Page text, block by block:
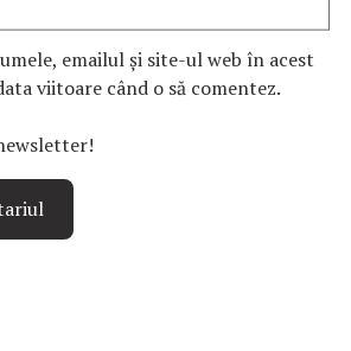
emailul și site-ul web în acest
viitoare când o să comentez.